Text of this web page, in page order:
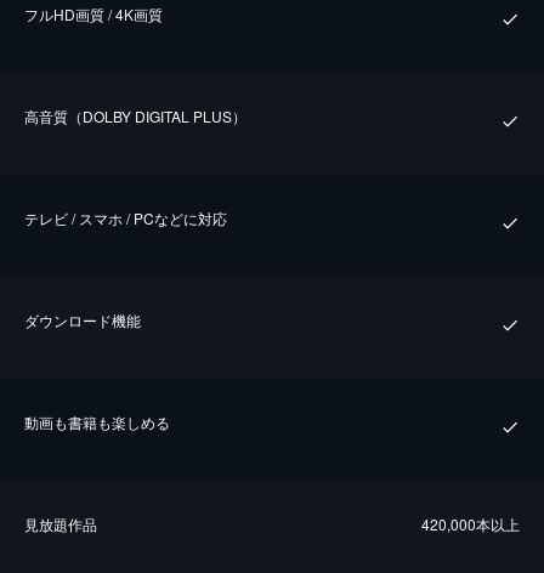
フルHD画質 / 4K画質
⾼⾳質（DOLBY DIGITAL PLUS）
テレビ / スマホ / PCなどに対応
ダウンロード機能
動画も書籍も楽しめる
⾒放題作品 420,000本以上